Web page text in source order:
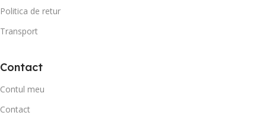
Politica de retur
Transport
Contact
Contul meu
Contact